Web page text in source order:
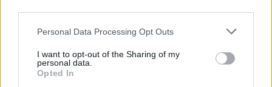
Personal Data Processing Opt Outs
I want to opt-out of the Sharing of my
personal data.
Opted In
Inutilizzato 26 - 83